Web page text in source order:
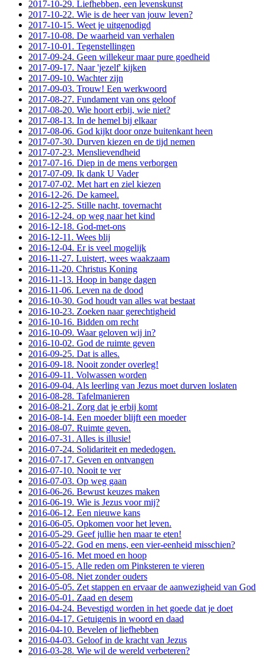
2017-10-29. Liefhebben, een levenskunst
2017-10-22. Wie is de heer van jouw leven?
2017-10-15. Weet je uitgenodigd
2017-10-08. De waarheid van verhalen
2017-10-01. Tegenstellingen
2017-09-24. Geen willekeur maar pure goedheid
2017-09-17. Naar 'jezelf' kijken
2017-09-10. Wachter zijn
2017-09-03. Trouw! Een werkwoord
2017-08-27. Fundament van ons geloof
2017-08-20. Wie hoort erbij, wie niet?
2017-08-13. In de hemel bij elkaar
2017-08-06. God kijkt door onze buitenkant heen
2017-07-30. Durven kiezen en de tijd nemen
2017-07-23. Menslievendheid
2017-07-16. Diep in de mens verborgen
2017-07-09. Ik dank U Vader
2017-07-02. Met hart en ziel kiezen
2016-12-26. De kameel.
2016-12-25. Stille nacht, tovernacht
2016-12-24. op weg naar het kind
2016-12-18. God-met-ons
2016-12-11. Wees blij
2016-12-04. Er is veel mogelijk
2016-11-27. Luistert, wees waakzaam
2016-11-20. Christus Koning
2016-11-13. Hoop in bange dagen
2016-11-06. Leven na de dood
2016-10-30. God houdt van alles wat bestaat
2016-10-23. Zoeken naar gerechtigheid
2016-10-16. Bidden om recht
2016-10-09. Waar geloven wij in?
2016-10-02. God de ruimte geven
2016-09-25. Dat is alles.
2016-09-18. Nooit zonder overleg!
2016-09-11. Volwassen worden
2016-09-04. Als leerling van Jezus moet durven loslaten
2016-08-28. Tafelmanieren
2016-08-21. Zorg dat je erbij komt
2016-08-14. Een moeder blijft een moeder
2016-08-07. Ruimte geven.
2016-07-31. Alles is illusie!
2016-07-24. Solidariteit en mededogen.
2016-07-17. Geven en ontvangen
2016-07-10. Nooit te ver
2016-07-03. Op weg gaan
2016-06-26. Bewust keuzes maken
2016-06-19. Wie is Jezus voor mij?
2016-06-12. Een nieuwe kans
2016-06-05. Opkomen voor het leven.
2016-05-29. Geef jullie hen maar te eten!
2016-05-22. God en mens, een vier-eenheid misschien?
2016-05-16. Met moed en hoop
2016-05-15. Alle reden om Pinksteren te vieren
2016-05-08. Niet zonder ouders
2016-05-05. Zet stappen en ervaar de aanwezigheid van God
2016-05-01. Zaad en desem
2016-04-24. Bevestigd worden in het goede dat je doet
2016-04-17. Getuigenis in woord en daad
2016-04-10. Bevelen of liefhebben
2016-04-03. Geloof in de kracht van Jezus
2016-03-28. Wie wil de wereld verbeteren?